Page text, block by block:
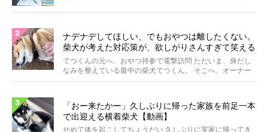
ナデナデしてほしい、でもおやつは離したくない。
柴犬が考えた対応策が、欲しがりさんすぎて笑える
【動画】
てつくんの元へ、おやつ持参で電撃訪問 ただいま、身だし
なみを整えている最中の柴犬てつくん。 そこへ、オーナー
さ...
「おー来たかー」久しぶりに帰った家族を前足一本
で出迎える横着柴犬【動画】
せめて体を起こしてちょうだい 久しぶりに実家に帰ってき